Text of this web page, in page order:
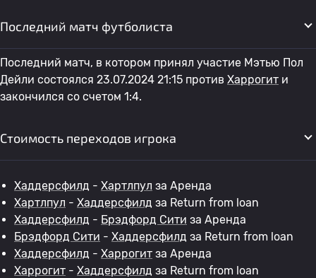
Последний матч футболиста
Последний матч, в котором принял участие Мэтью Пол
Дейли состоялся 23.07.2024 21:15 против Харрогит и
закончился со счетом 1:4.
Стоимость переходов игрока
Хаддерсфилд - Хартлпул за Аренда
Хартлпул - Хаддерсфилд за Return from loan
Хаддерсфилд - Брэдфорд Сити за Аренда
Брэдфорд Сити - Хаддерсфилд за Return from loan
Хаддерсфилд - Харрогит за Аренда
Харрогит - Хаддерсфилд за Return from loan